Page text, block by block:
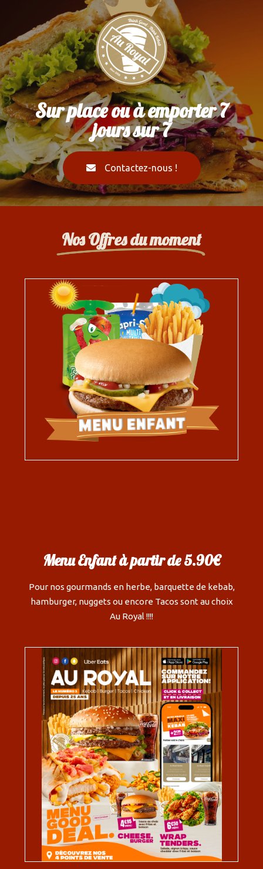
Sur place ou à emporter 7
jours sur 7
Contactez-nous !
Nos Offres du moment
Menu Enfant à partir de 5.90€
Pour nos gourmands en herbe, barquette de kebab,
hamburger, nuggets ou encore Tacos sont au choix
Au Royal !!!!